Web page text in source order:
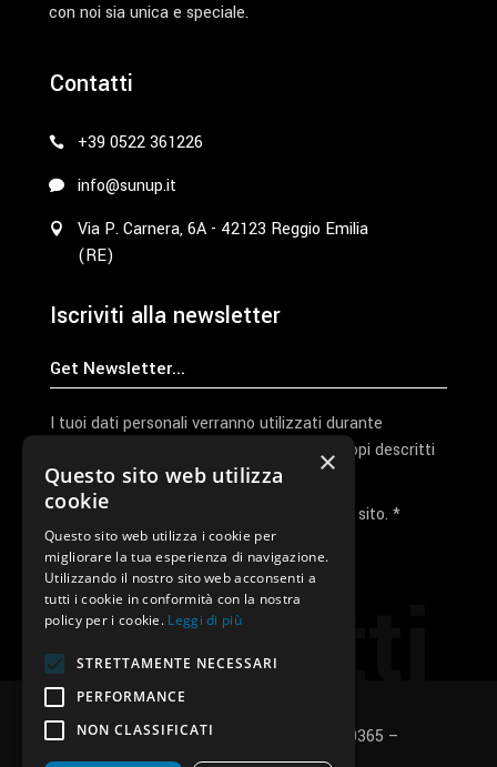
Contatti
con noi sia unica e speciale.
Contatti
+39 0522 361226
info@sunup.it
Via P. Carnera, 6A - 42123 Reggio Emilia
(RE)
Iscriviti alla newsletter
I tuoi dati personali verranno utilizzati durante
l'elaborazione della richiesta e per altri scopi descritti
nella nostraprivacy policy
Ho letto e accetto la privacy policy del sito. *
Invia I Dati
SUNUP S.r.l. – P.Iva e C.F.: 03496530365 –
×
Questo sito web utilizza
cookie
Questo sito web utilizza i cookie per
migliorare la tua esperienza di navigazione.
Utilizzando il nostro sito web acconsenti a
tutti i cookie in conformità con la nostra
policy per i cookie. Leggi di più
STRETTAMENTE NECESSARI
PERFORMANCE
NON CLASSIFICATI